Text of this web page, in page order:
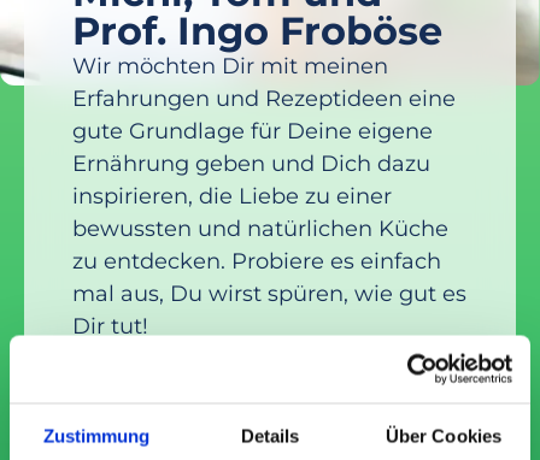
Zustimmung Details Über Cookies
Prof. Ingo Froböse
Wir möchten Dir mit meinen
Erfahrungen und Rezeptideen eine
gute Grundlage für Deine eigene
Ernährung geben und Dich dazu
inspirieren, die Liebe zu ­einer
bewussten und natürlichen Küche
zu entdecken. Probiere es einfach
mal aus, Du wirst spüren, wie gut es
Dir tut!